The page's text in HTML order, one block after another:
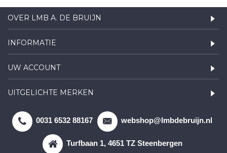
OVER LMB A. DE BRUIJN
INFORMATIE
UW ACCOUNT
UITGELICHTE MERKEN
0031 6532 88167 webshop@lmbdebruijn.nl
Turfbaan 1, 4651 TZ Steenbergen